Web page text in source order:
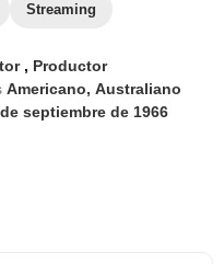
Streaming
, Productor
Americano, Australiano
septiembre de 1966